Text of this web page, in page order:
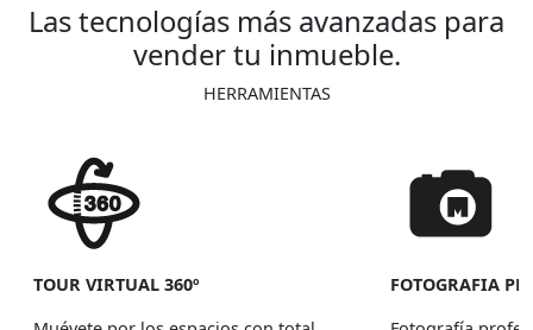
Las tecnologías más avanzadas para
vender tu inmueble.
HERRAMIENTAS
TOUR VIRTUAL 360º
FOTOGRAFIA